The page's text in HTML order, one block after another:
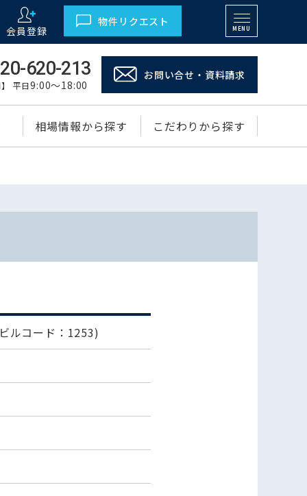
会員登録
物件リクエスト
MENU
620-213
】 平日9:00～18:00
お問い合せ・資料請求
相場情報から探す こだわりから探す
ルコード：1253)